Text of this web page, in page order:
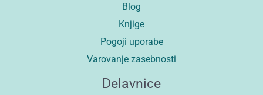
Blog
Knjige
Pogoji uporabe
Varovanje zasebnosti
Delavnice